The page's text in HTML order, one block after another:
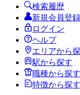
検索履歴
新規会員登
ログイン
ヘルプ
エリアから
駅から探す
職種から探す
特徴から探す